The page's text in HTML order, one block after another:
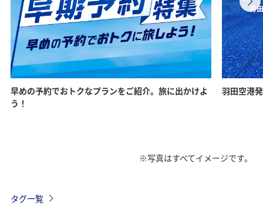
早めの予約でおトクなプランをご紹介。旅に出かけよ
う！
羽田空港
※写真はすべてイメージです。
タグ一覧